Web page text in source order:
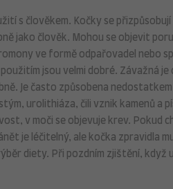
s člověkem. Kočky se
jako člověk. Mohou se objevit
ve formě odpařovadel nebo
jsou velmi dobré. Závažná
Je často způsobena nedostatkem
urolithiáza, čili vznik kamenů a
v moči se objevuje krev. Pokud
je léčitelný, ale kočka zpravidla
diety. Při pozdním zjištění, když